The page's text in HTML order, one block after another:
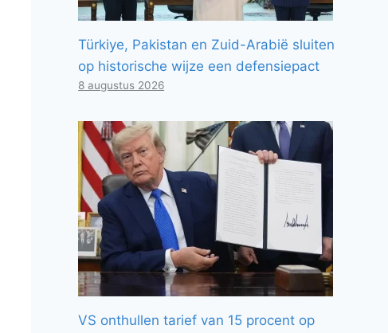
Türkiye, Pakistan en Zuid-Arabië sluiten
op historische wijze een defensiepact
8 augustus 2026
VS onthullen tarief van 15 procent op